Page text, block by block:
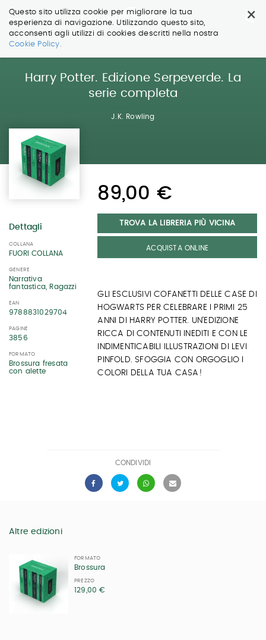
×
Questo sito utilizza cookie per migliorare la tua
esperienza di navigazione. Utilizzando questo sito,
acconsenti agli utilizzi di cookies descritti nella nostra
Cookie Policy.
Salta
SaltaHarry Potter. Edizione Serpeverde. La
serie completa
J.K. Rowling
Dettagli
COLLANA
FUORI COLLANA
GENERE
Narrativa
fantastica, Ragazzi
EAN
9788831029704
PAGINE
3856
FORMATO
Brossura fresata
con alette
89,00 €
TROVA LA LIBRERIA PIÙ VICINA
ACQUISTA ONLINE
GLI ESCLUSIVI COFANETTI DELLE CASE DI
HOGWARTS PER CELEBRARE I PRIMI 25
ANNI DI HARRY POTTER. UN'EDIZIONE
RICCA DI CONTENUTI INEDITI E CON LE
INDIMENTICABILI ILLUSTRAZIONI DI LEVI
PINFOLD. SFOGGIA CON ORGOGLIO I
COLORI DELLA TUA CASA!
CONDIVIDI
Altre edizioni
FORMATO
Brossura
PREZZO
129,00 €